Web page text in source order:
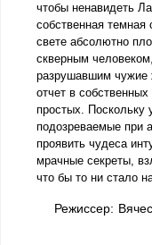
чтобы ненавидеть
собственная темная
свете абсолютно
скверным
разрушавшим чужие
отчет в
простых. Поскольку
подозреваемые при
проявить чудеса
мрачные секреты,
что бы то ни стало
Режиссер: